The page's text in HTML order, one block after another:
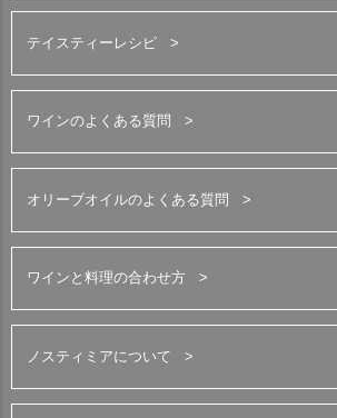
テイスティーレシピ
ワインのよくある質問
オリーブオイルのよくある質問
ワインと料理の合わせ方
ノスティミアについて